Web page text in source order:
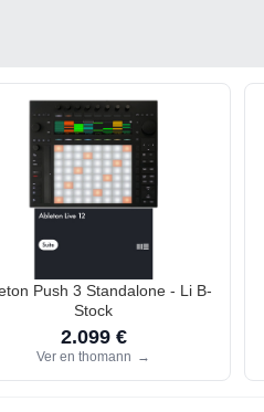
Push 3 Standalone - Li B-
Stock
2.099 €
Ver en thomann →